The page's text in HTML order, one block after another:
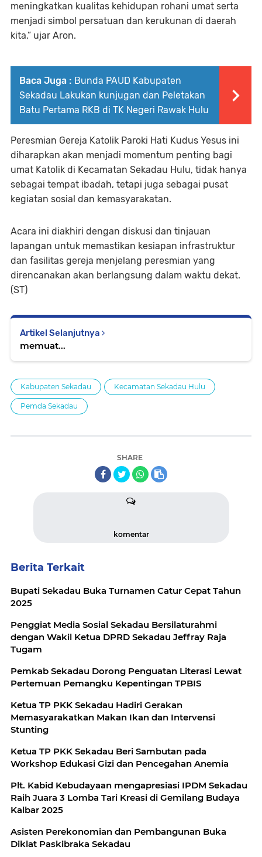
meningkatkan kualitas kehidupan rohani umat serta
menjadi simbol persatuan dan kerukunan di daerah
kita,” ujar Aron.
Baca Juga : Bunda PAUD Kabupaten
Sekadau Lakukan kunjugan dan Peletakan
Batu Pertama RKB di TK Negeri Rawak Hulu
Peresmian Gereja Katolik Paroki Hati Kudus Yesus ini
diharapkan akan menjadi momentum penting bagi
umat Katolik di Kecamatan Sekadau Hulu, tidak hanya
sebagai tempat ibadah, tetapi juga sebagai pusat
kegiatan sosial dan kemasyarakatan.
Acara ini diakhiri dengan diskusi dan tinjauan
lapangan untuk memastikan kesiapan infrastruktur
dan fasilitas gereja menjelang peresmian yang
direncanakan akan berlangsung dalam waktu dekat.
(ST)
Artikel Selanjutnya
memuat...
Kabupaten Sekadau Kecamatan Sekadau Hulu
Pemda Sekadau
SHARE
komentar
Berita Terkait
Bupati Sekadau Buka Turnamen Catur Cepat Tahun
2025
Penggiat Media Sosial Sekadau Bersilaturahmi
dengan Wakil Ketua DPRD Sekadau Jeffray Raja
Tugam
Pemkab Sekadau Dorong Penguatan Literasi Lewat
Pertemuan Pemangku Kepentingan TPBIS
Ketua TP PKK Sekadau Hadiri Gerakan
Memasyarakatkan Makan Ikan dan Intervensi
Stunting
Ketua TP PKK Sekadau Beri Sambutan pada
Workshop Edukasi Gizi dan Pencegahan Anemia
Plt. Kabid Kebudayaan mengapresiasi IPDM Sekadau
Raih Juara 3 Lomba Tari Kreasi di Gemilang Budaya
Kalbar 2025
Asisten Perekonomian dan Pembangunan Buka
Diklat Paskibraka Sekadau